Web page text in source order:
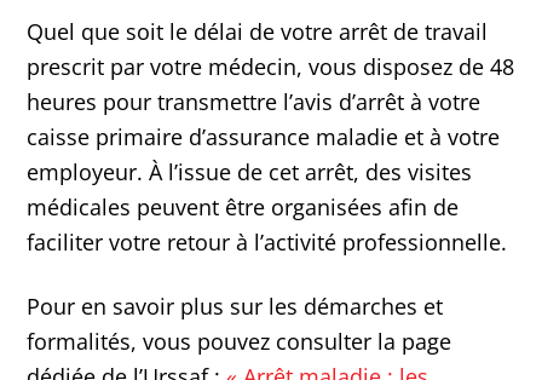
Quel que soit le délai de votre arrêt de travail
prescrit par votre médecin, vous disposez de 48
heures pour transmettre l’avis d’arrêt à votre
caisse primaire d’assurance maladie et à votre
employeur. À l’issue de cet arrêt, des visites
médicales peuvent être organisées afin de
faciliter votre retour à l’activité professionnelle.
Pour en savoir plus sur les démarches et
formalités, vous pouvez consulter la page